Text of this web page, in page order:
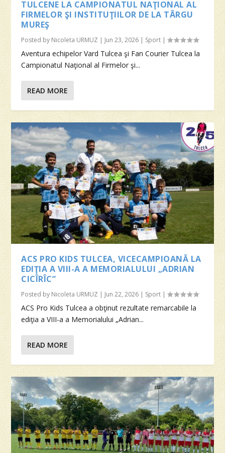
TULCENE LA CAMPIONATUL NAŢIONAL AL
FIRMELOR ŞI INSTITUŢIILOR DE LA TÂRGU
MUREŞ
Posted by Nicoleta URMUZ | Jun 23, 2026 | Sport |
Aventura echipelor Vard Tulcea şi Fan Courier Tulcea la
Campionatul Naţional al Firmelor şi...
READ MORE
ACS PRO KIDS TULCEA, VICECAMPIOANĂ LA
EDIŢIA A VIII-A A MEMORIALULUI „ADRIAN
CICÎRÎC”
Posted by Nicoleta URMUZ | Jun 22, 2026 | Sport |
ACS Pro Kids Tulcea a obţinut rezultate remarcabile la
ediţia a VIII-a a Memorialului „Adrian...
READ MORE